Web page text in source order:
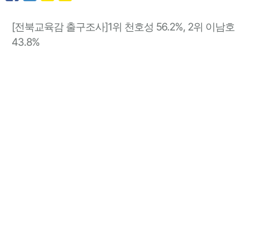
[전북교육감 출구조사]1위 천호성 56.2%, 2위 이남호
43.8%